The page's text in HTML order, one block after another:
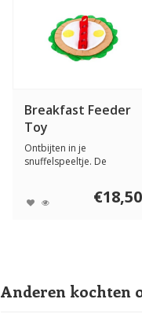
Breakfast Feeder
Toy
Ontbijten in je
snuffelspeeltje. De
€18,50
Anderen kochten